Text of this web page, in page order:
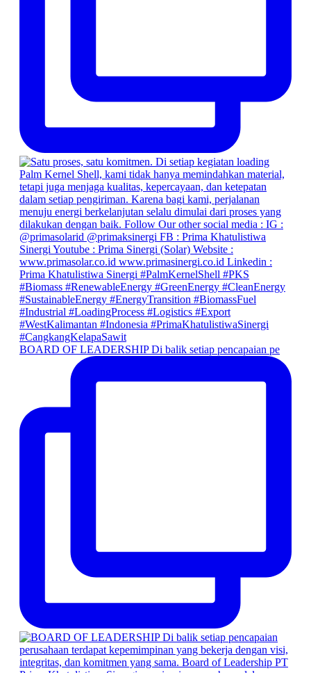
BOARD OF LEADERSHIP Di balik setiap pencapaian pe